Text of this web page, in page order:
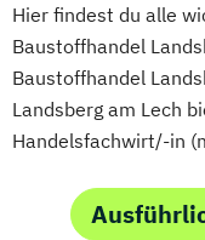
Hier findest du alle
Baustoffhandel
Baustoffhandel
Landsberg am Lech
Handelsfachwirt/-in